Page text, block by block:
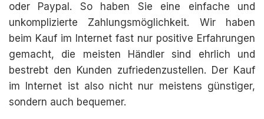
oder Paypal. So haben Sie eine einfache und
unkomplizierte Zahlungsmöglichkeit. Wir haben
beim Kauf im Internet fast nur positive Erfahrungen
gemacht, die meisten Händler sind ehrlich und
bestrebt den Kunden zufriedenzustellen. Der Kauf
im Internet ist also nicht nur meistens günstiger,
sondern auch bequemer.